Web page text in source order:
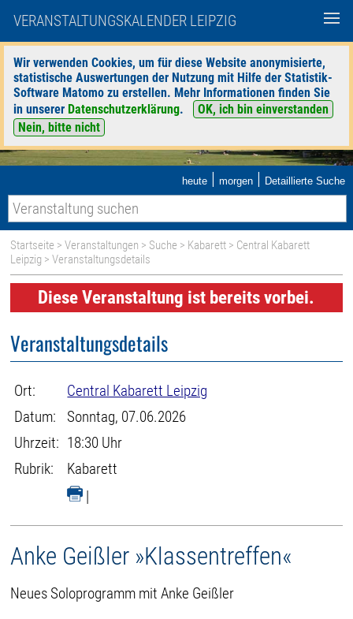
VERANSTALTUNGSKALENDER LEIPZIG
Wir verwenden Cookies, um für diese Website anonymisierte,
statistische Auswertungen der Nutzung mit Hilfe der Statistik-
Software Matomo zu erstellen. Mehr Informationen finden Sie
in unserer Datenschutzerklärung.
OK, ich bin einverstanden
Nein, bitte nicht
heute | morgen | Detaillierte Suche
Startseite >Veranstaltungen > Suche > Kabarett > Central Kabarett
Leipzig > Veranstaltungsdetails
Diese Veranstaltung ist bereits vorbei.
Veranstaltungsdetails
Ort:
Central Kabarett Leipzig
Datum:
Sonntag, 07.06.2026
Uhrzeit: 18:30 Uhr
Rubrik:
Kabarett
|
Anke Geißler »Klassentreffen«
Neues Soloprogramm mit Anke Geißler